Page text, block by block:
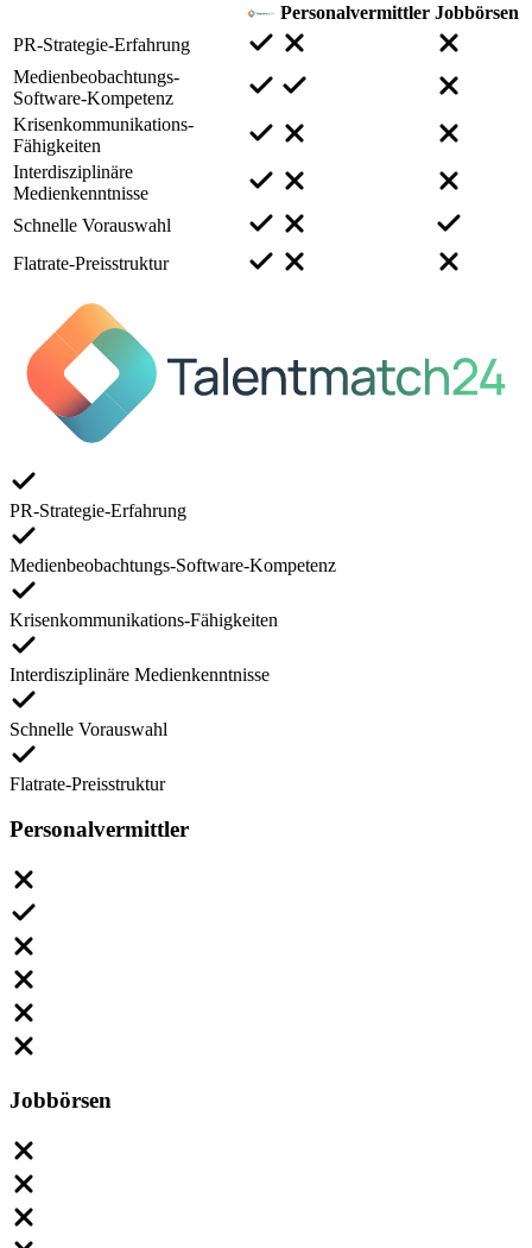
Personalvermittler Jobbörsen
PR-Strategie-Erfahrung
Medienbeobachtungs-
Software-Kompetenz
Krisenkommunikations-
Fähigkeiten
Interdisziplinäre
Medienkenntnisse
Schnelle Vorauswahl
Flatrate-Preisstruktur
PR-Strategie-Erfahrung
Medienbeobachtungs-Software-Kompetenz
Krisenkommunikations-Fähigkeiten
Interdisziplinäre Medienkenntnisse
Schnelle Vorauswahl
Flatrate-Preisstruktur
Personalvermittler
Jobbörsen